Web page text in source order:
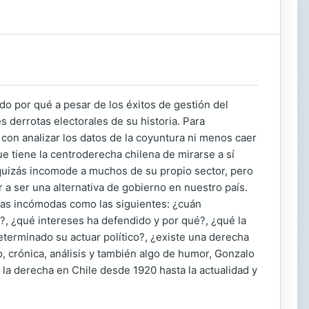
por qué a pesar de los éxitos de gestión del
derrotas electorales de su historia. Para
analizar los datos de la coyuntura ni menos caer
tiene la centroderecha chilena de mirarse a sí
incomode a muchos de su propio sector, pero
ser una alternativa de gobierno en nuestro país.
incómodas como las siguientes: ¿cuán
¿qué intereses ha defendido y por qué?, ¿qué la
su actuar político?, ¿existe una derecha
análisis y también algo de humor, Gonzalo
derecha en Chile desde 1920 hasta la actualidad y